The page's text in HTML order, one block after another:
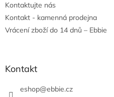
Kontaktujte nás
Kontakt - kamenná prodejna
Vrácení zboží do 14 dnů – Ebbie
Kontakt
eshop@ebbie.cz